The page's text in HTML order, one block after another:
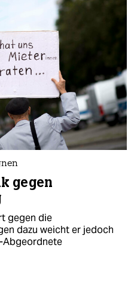
gegen
gegen die
dazu weicht er jedoch
Abgeordnete